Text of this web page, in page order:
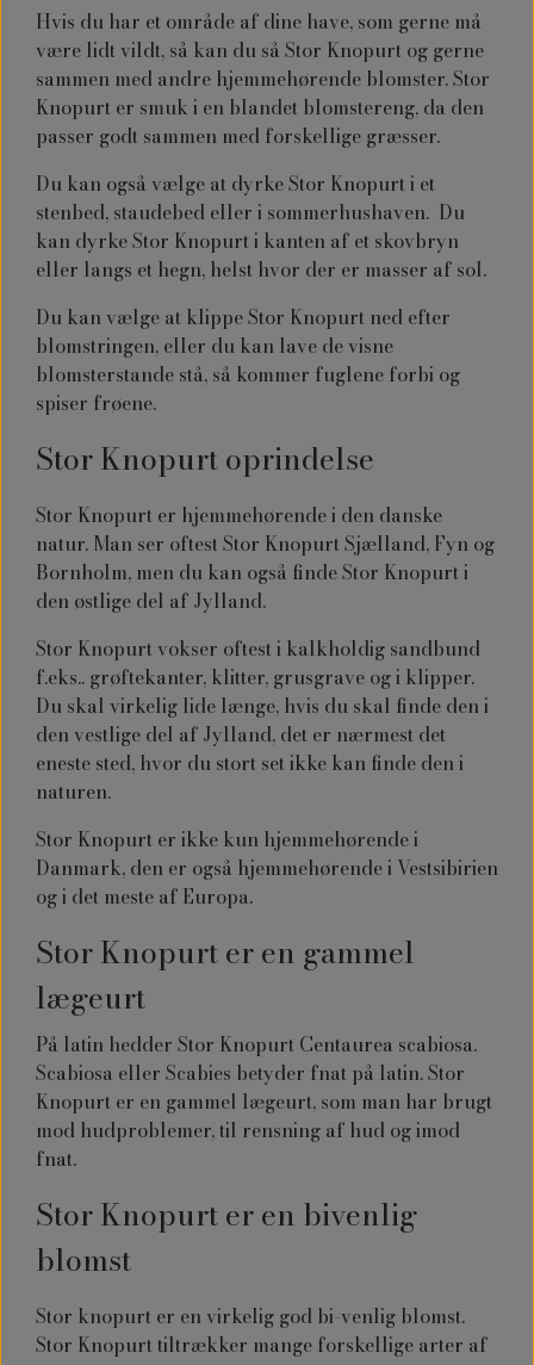
Hvis du har et område af dine have, som gerne må
være lidt vildt, så kan du så Stor Knopurt og gerne
sammen med andre hjemmehørende blomster. Stor
Knopurt er smuk i en blandet blomstereng, da den
passer godt sammen med forskellige græsser.
Du kan også vælge at dyrke Stor Knopurt i et
stenbed, staudebed eller i sommerhushaven. Du
kan dyrke Stor Knopurt i kanten af et skovbryn
eller langs et hegn, helst hvor der er masser af sol.
Du kan vælge at klippe Stor Knopurt ned efter
blomstringen, eller du kan lave de visne
blomsterstande stå, så kommer fuglene forbi og
spiser frøene.
Stor Knopurt oprindelse
Stor Knopurt er hjemmehørende i den danske
natur. Man ser oftest Stor Knopurt Sjælland, Fyn og
Bornholm, men du kan også finde Stor Knopurt i
den østlige del af Jylland.
Stor Knopurt vokser oftest i kalkholdig sandbund
f.eks.. grøftekanter, klitter, grusgrave og i klipper.
Du skal virkelig lide længe, hvis du skal finde den i
den vestlige del af Jylland, det er nærmest det
eneste sted, hvor du stort set ikke kan finde den i
naturen.
Stor Knopurt er ikke kun hjemmehørende i
Danmark, den er også hjemmehørende i Vestsibirien
og i det meste af Europa.
Stor Knopurt er en gammel
lægeurt
På latin hedder Stor Knopurt Centaurea scabiosa.
Scabiosa eller Scabies betyder fnat på latin. Stor
Knopurt er en gammel lægeurt, som man har brugt
mod hudproblemer, til rensning af hud og imod
fnat.
Stor Knopurt er en bivenlig
blomst
Stor knopurt er en virkelig god bi-venlig blomst.
Stor Knopurt tiltrækker mange forskellige arter af